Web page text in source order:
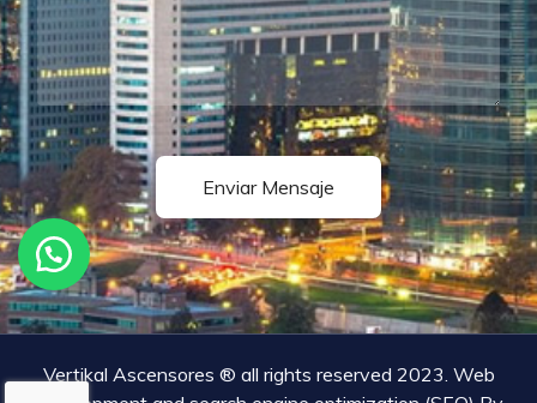
Vertikal Ascensores ® all rights reserved 2023. Web